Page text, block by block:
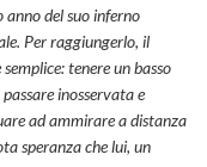
anno del suo inferno
Per raggiungerlo, il
semplice: tenere un basso
inosservata e
ad ammirare a distanza
speranza che lui, un